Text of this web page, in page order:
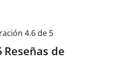
4.6 de 5
Reseñas de